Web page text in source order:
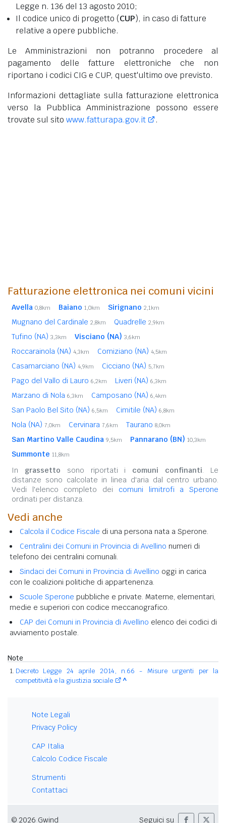
Legge n. 136 del 13 agosto 2010;
Il codice unico di progetto (CUP), in caso di fatture
relative a opere pubbliche.
Le Amministrazioni non potranno procedere al
pagamento delle fatture elettroniche che non
riportano i codici CIG e CUP, quest'ultimo ove previsto.
Informazioni dettagliate sulla fatturazione elettronica
verso la Pubblica Amministrazione possono essere
trovate sul sito www.fatturapa.gov.it .
Fatturazione elettronica nei comuni vicini
Avella 0,8km Baiano 1,0km Sirignano 2,1km
Mugnano del Cardinale 2,8km Quadrelle 2,9km
Tufino (NA) 3,3km Visciano (NA) 3,6km
Roccarainola (NA) 4,3km Comiziano (NA) 4,5km
Casamarciano (NA) 4,9km Cicciano (NA) 5,7km
Pago del Vallo di Lauro 6,2km Liveri (NA) 6,3km
Marzano di Nola 6,3km Camposano (NA) 6,4km
San Paolo Bel Sito (NA) 6,5km Cimitile (NA) 6,8km
Nola (NA) 7,0km Cervinara 7,6km Taurano 8,0km
San Martino Valle Caudina 9,5km Pannarano (BN) 10,3km
Summonte 11,8km
In grassetto sono riportati i comuni confinanti. Le
distanze sono calcolate in linea d'aria dal centro urbano.
Vedi l'elenco completo dei comuni limitrofi a Sperone
ordinati per distanza.
Vedi anche
Calcola il Codice Fiscale di una persona nata a Sperone.
Centralini dei Comuni in Provincia di Avellino numeri di
telefono dei centralini comunali.
Sindaci dei Comuni in Provincia di Avellino oggi in carica
con le coalizioni politiche di appartenenza.
Scuole Sperone pubbliche e private. Materne, elementari,
medie e superiori con codice meccanografico.
CAP dei Comuni in Provincia di Avellino elenco dei codici di
avviamento postale.
Note
Decreto Legge 24 aprile 2014, n.66 - Misure urgenti per la
competitività e la giustizia sociale
^
Note Legali
Privacy Policy
CAP Italia
Calcolo Codice Fiscale
Strumenti
Contattaci
© 2026 Gwind Seguici su